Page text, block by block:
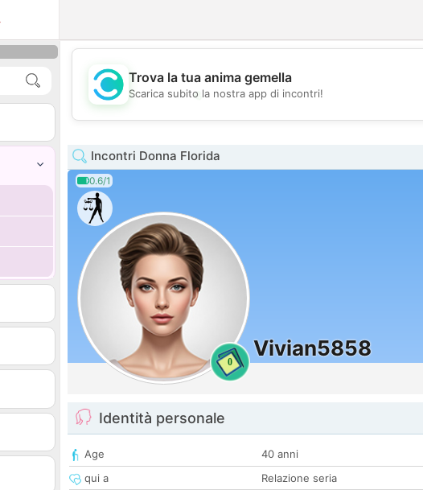
💖
Trova la tua anima gemella
Scarica subito la nostra app di incontri!
Incontri Donna Florida
0.6/1
0
Vivian5858
Identità personale
Age
40 anni
qui a
Relazione seria